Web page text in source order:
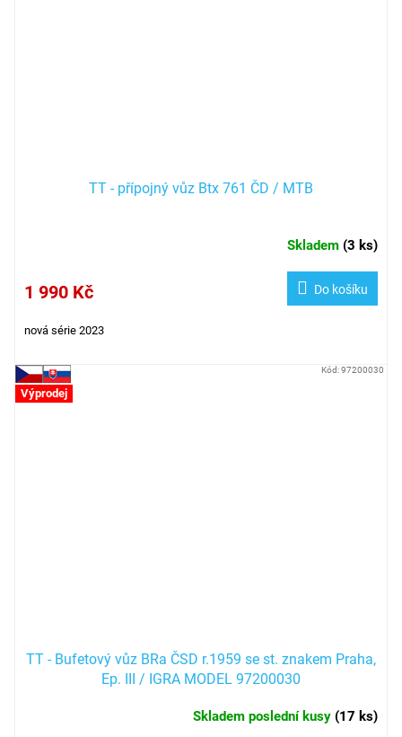
TT - přípojný vůz Btx 761 ČD / MTB
Skladem (3 ks)
1 990 Kč Do košíku
nová série 2023
Výprodej
TT - Bufetový vůz BRa ČSD r.1959 se st. znakem Praha,
Ep. III / IGRA MODEL 97200030
Skladem poslední kusy (17 ks)
Kód:97200030